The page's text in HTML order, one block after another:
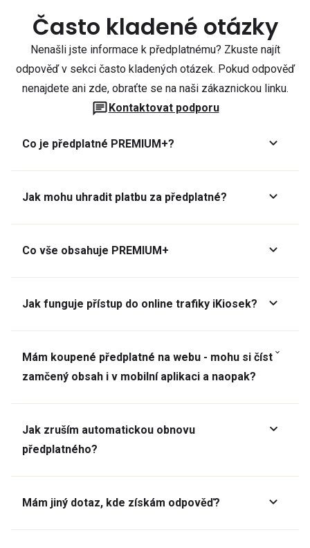
Často kladené otázky
Nenašli jste informace k předplatnému? Zkuste najít
odpověď v sekci často kladených otázek. Pokud odpověď
nenajdete ani zde, obraťte se na naši zákaznickou linku.
Kontaktovat podporu
Co je předplatné PREMIUM+?
Jak mohu uhradit platbu za předplatné?
Co vše obsahuje PREMIUM+
Jak funguje přístup do online trafiky iKiosek?
Mám koupené předplatné na webu - mohu si číst
zamčený obsah i v mobilní aplikaci a naopak?
Jak zruším automatickou obnovu
předplatného?
Mám jiný dotaz, kde získám odpověď?